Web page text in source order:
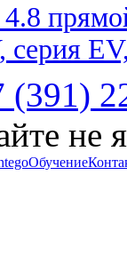
серия
(391)
не
Обучение